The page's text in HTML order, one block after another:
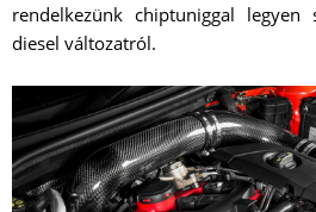
rendelkezünk chiptuniggal
diesel változatról.